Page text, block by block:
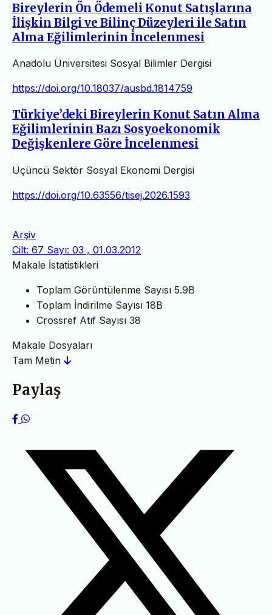
Bireylerin Ön Ödemeli Konut Satışlarına
İlişkin Bilgi ve Bilinç Düzeyleri ile Satın
Alma Eğilimlerinin İncelenmesi
Anadolu Üniversitesi Sosyal Bilimler Dergisi
https://doi.org/10.18037/ausbd.1814759
Türkiye’deki Bireylerin Konut Satın Alma
Eğilimlerinin Bazı Sosyoekonomik
Değişkenlere Göre İncelenmesi
Üçüncü Sektör Sosyal Ekonomi Dergisi
https://doi.org/10.63556/tisej.2026.1593
Arşiv
Cilt: 67 Sayı: 03 , 01.03.2012
Makale İstatistikleri
Toplam Görüntülenme Sayısı 5.9B
Toplam İndirilme Sayısı 18B
Crossref Atıf Sayısı 38
Makale Dosyaları
Tam Metin
Paylaş